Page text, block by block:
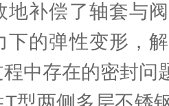
地补偿了轴套与
下的弹性变形，
中存在的密封问